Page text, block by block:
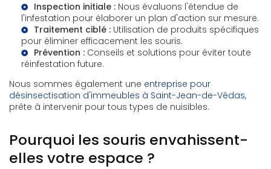
Inspection initiale : Nous évaluons l'étendue de
l'infestation pour élaborer un plan d'action sur mesure.
Traitement ciblé : Utilisation de produits spécifiques
pour éliminer efficacement les souris.
Prévention : Conseils et solutions pour éviter toute
réinfestation future.
Nous sommes également une entreprise pour
désinsectisation d'immeubles à Saint-Jean-de-Védas,
prête à intervenir pour tous types de nuisibles.
Pourquoi les souris envahissent-
elles votre espace ?